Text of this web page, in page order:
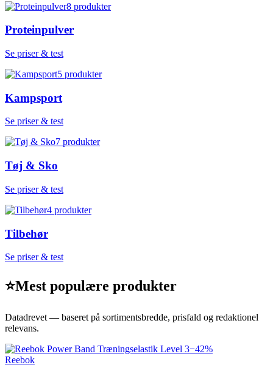
8 produkter
Proteinpulver
Se priser & test
5 produkter
Kampsport
Se priser & test
7 produkter
Tøj & Sko
Se priser & test
4 produkter
Tilbehør
Se priser & test
⭐Mest populære produkter
Datadrevet — baseret på sortimentsbredde, prisfald og redaktionel
relevans.
−42%
Reebok